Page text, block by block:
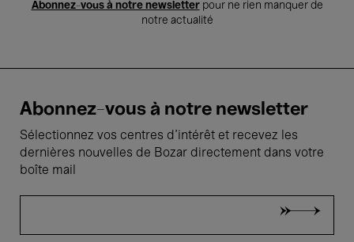
Abonnez-vous à notre newsletterpour ne rien manquer de
notre actualité
Abonnez-vous à notre newsletter
Sélectionnez vos centres d'intérêt et recevez les
dernières nouvelles de Bozar directement dans votre
boîte mail